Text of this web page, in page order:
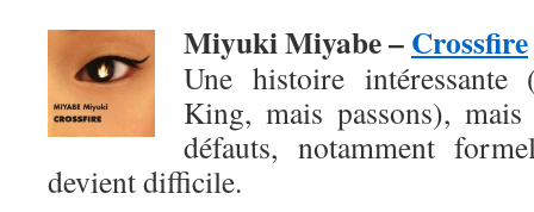
Miyuki Miyabe –Crossfire
Une histoire intéressante
King, mais passons),
défauts, notamment
devient difficile.